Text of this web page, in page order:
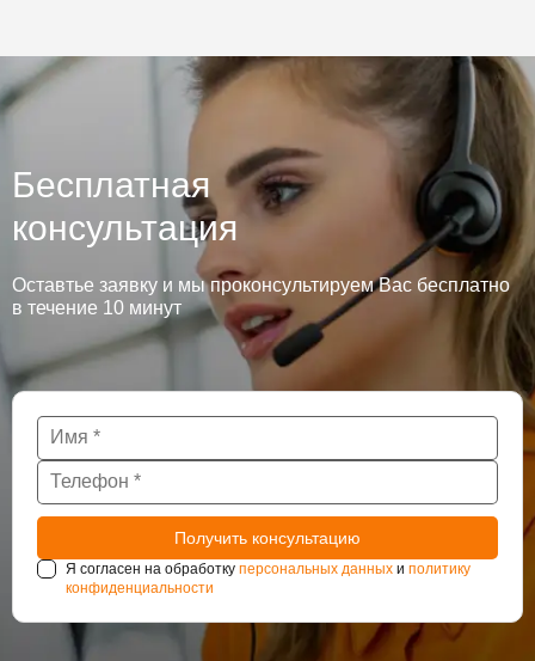
Бесплатная
консультация
Оставтье заявку и мы проконсультируем Вас бесплатно
в течение 10 минут
Я согласен на обработку персональных данных и политику
конфиденциальности